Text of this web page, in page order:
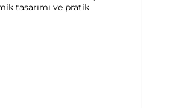
tasarımı ve pratik